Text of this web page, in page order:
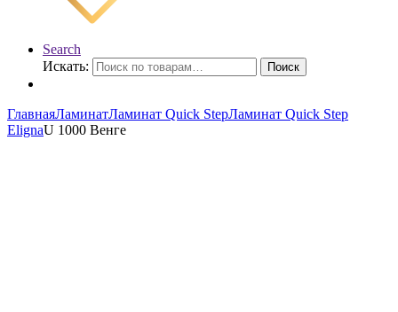
Search
Искать:
Поиск
ГлавнаяЛаминатЛаминат Quick StepЛаминат Quick Step
ElignaU 1000 Венге